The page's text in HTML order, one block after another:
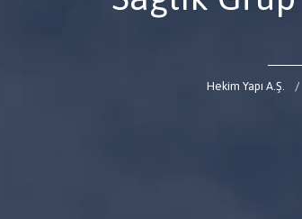
Hekim Yapı A.Ş.